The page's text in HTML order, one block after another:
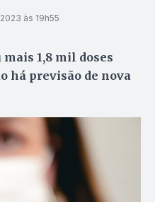
às 19h55
1,8 mil doses
há previsão de nova